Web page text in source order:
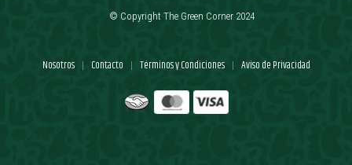
Nosotros | Contacto | Términos y Condiciones | Aviso de Privacidad
© Copyright The Green Corner 2024